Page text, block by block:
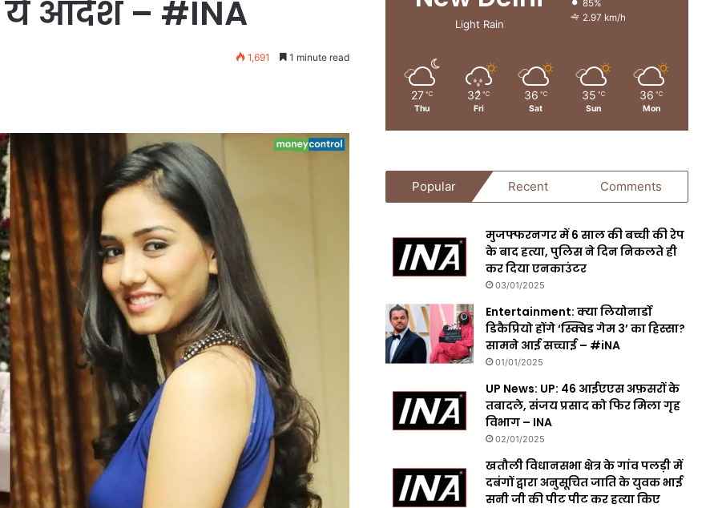
ये आदेश – #INA
1,691 1 minute read
Light Rain
85%
2.97 km/h
27 ℃
Thu
32 ℃
Fri
36 ℃
Sat
35 ℃
Sun
36 ℃
Mon
Popular Recent Comments
मुजफ्फरनगर में 6 साल की बच्ची की रेप
के बाद हत्या, पुलिस ने दिन निकलते ही
कर दिया एनकाउंटर
03/01/2025
Entertainment: क्या लियोनार्डो
डिकैप्रियो होंगे ‘स्क्विड गेम 3’ का हिस्सा?
सामने आई सच्चाई – #iNA
01/01/2025
UP News: UP: 46 आईएएस अफ़सरों के
तबादले, संजय प्रसाद को फिर मिला गृह
विभाग – INA
02/01/2025
खतौली विधानसभा क्षेत्र के गांव पलड़ी में
दबंगों द्वारा अनुसूचित जाति के युवक भाई
सनी जी की पीट पीट कर हत्या किए